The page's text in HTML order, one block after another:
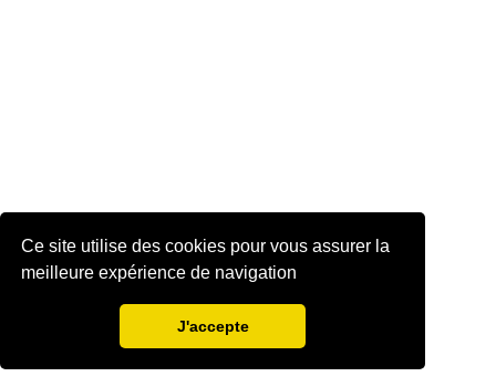
Ce site utilise des cookies pour vous assurer la
meilleure expérience de navigation
J'accepte